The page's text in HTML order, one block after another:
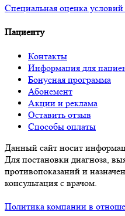
Специальная оценка условий
Пациенту
Контакты
Информация для
Бонусная программа
Абонемент
Акции и реклама
Оставить отзыв
Способы оплаты
Данный сайт носит
Для постановки диагноза,
противопоказаний и
консультация с врачом.
Политика компании в